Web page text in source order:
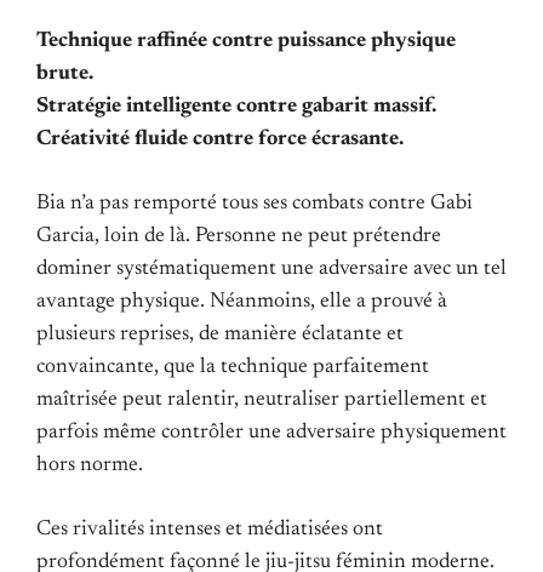
Technique raffinée contre puissance physique
brute.
Stratégie intelligente contre gabarit massif.
Créativité fluide contre force écrasante.
Bia n’a pas remporté tous ses combats contre Gabi
Garcia, loin de là. Personne ne peut prétendre
dominer systématiquement une adversaire avec un tel
avantage physique. Néanmoins, elle a prouvé à
plusieurs reprises, de manière éclatante et
convaincante, que la technique parfaitement
maîtrisée peut ralentir, neutraliser partiellement et
parfois même contrôler une adversaire physiquement
hors norme.
Ces rivalités intenses et médiatisées ont
profondément façonné le jiu-jitsu féminin moderne.